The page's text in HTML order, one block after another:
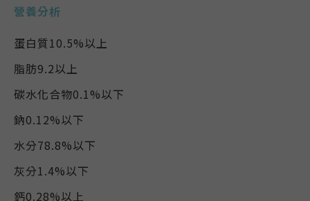
營養分析
蛋白質10.5%以上
脂肪9.2以上
碳水化合物0.1%以下
鈉0.12%以下
水分78.8%以下
灰分1.4%以下
鈣0.28%以上